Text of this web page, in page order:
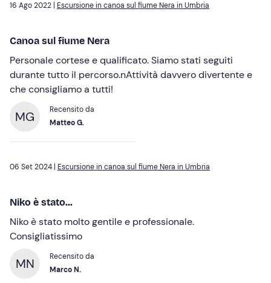
16 Ago 2022 | Escursione in canoa sul fiume Nera in Umbria
Canoa sul fiume Nera
Personale cortese e qualificato. Siamo stati seguiti
durante tutto il percorso.nAttività davvero divertente e
che consigliamo a tutti!
MG
Recensito da
Matteo G.
06 Set 2024 | Escursione in canoa sul fiume Nera in Umbria
Niko è stato...
Niko è stato molto gentile e professionale.
Consigliatissimo
MN
Recensito da
Marco N.